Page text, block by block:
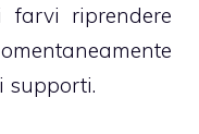
riprendere
supporti.